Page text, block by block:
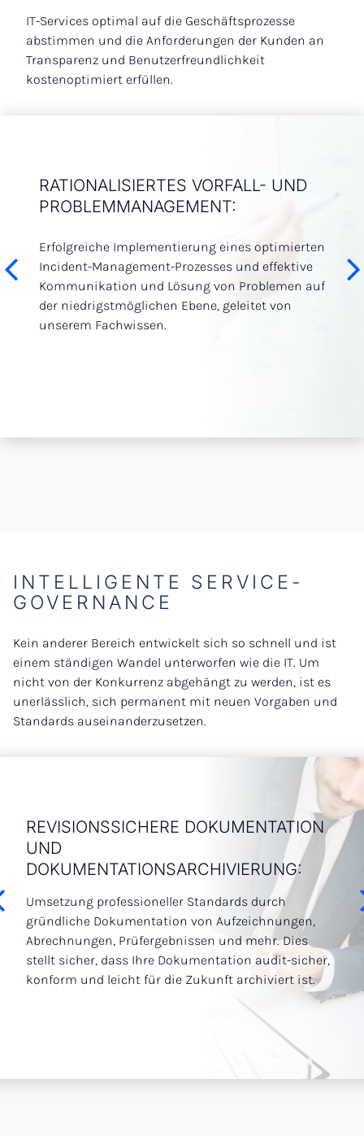
IT-Services optimal auf die Geschäftsprozesse
abstimmen und die Anforderungen der Kunden an
Transparenz und Benutzerfreundlichkeit
kostenoptimiert erfüllen.
RATIONALISIERTES VORFALL- UND
PROBLEMMANAGEMENT:
Erfolgreiche Implementierung eines optimierten
Incident-Management-Prozesses und effektive
Kommunikation und Lösung von Problemen auf
der niedrigstmöglichen Ebene, geleitet von
unserem Fachwissen.
und
INTELLIGENTE SERVICE-
GOVERNANCE
Kein anderer Bereich entwickelt sich so schnell und ist
einem ständigen Wandel unterworfen wie die IT. Um
nicht von der Konkurrenz abgehängt zu werden, ist es
unerlässlich, sich permanent mit neuen Vorgaben und
Standards auseinanderzusetzen.
REVISIONSSICHERE DOKUMENTATION
UND
DOKUMENTATIONSARCHIVIERUNG:
Umsetzung professioneller Standards durch
gründliche Dokumentation von Aufzeichnungen,
Abrechnungen, Prüfergebnissen und mehr. Dies
stellt sicher, dass Ihre Dokumentation audit-sicher,
konform und leicht für die Zukunft archiviert ist.